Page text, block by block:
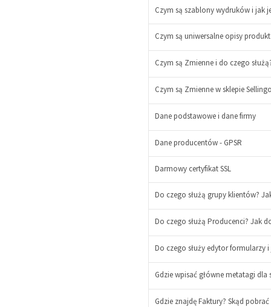
+
Czym są szablony wydruków i jak
-
+
Czym są uniwersalne opisy
Czym są Zmienne i do czego
Czym są Zmienne w sklepie
Dane podstawowe i dane firmy
Dane producentów - GPSR
+
Darmowy certyfikat SSL
+
Do czego służą grupy klientów?
Do czego służą Producenci? Jak
Do czego służy edytor formularzy
Gdzie wpisać główne metatagi dla
Gdzie znajdę Faktury? Skąd pobrać